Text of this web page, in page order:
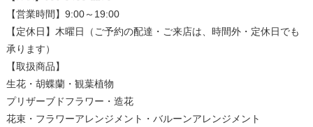
【営業時間】9:00～19:00
【定休日】木曜日（ご予約の配達・ご来店は、時間外・定休日でも
承ります）
【取扱商品】
生花・胡蝶蘭・観葉植物
プリザーブドフラワー・造花
花束・フラワーアレンジメント・バルーンアレンジメント